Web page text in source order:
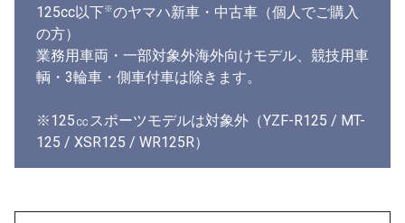
125cc以下※のヤマハ新車・中古車（個人でご購入
の方）
業務用車両・一部対象外海外向けモデル、競技用車
輌・3輪車・側車付車は除きます。
※125㏄スポーツモデルは対象外（YZF-R125 / MT-
125 / XSR125 / WR125R）